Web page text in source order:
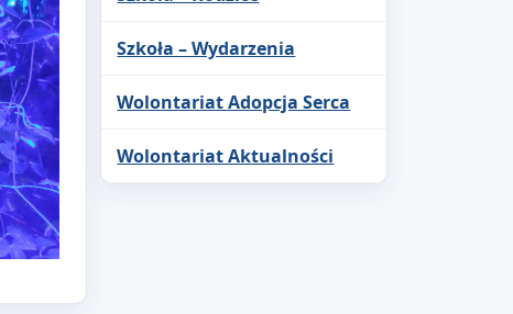
Szkoła – Wydarzenia
Wolontariat Adopcja Serca
Wolontariat Aktualności